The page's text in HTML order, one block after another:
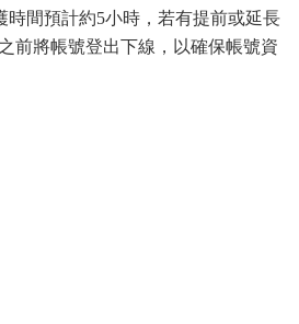
時間預計約5小時，若有提前或延長
前將帳號登出下線，以確保帳號資